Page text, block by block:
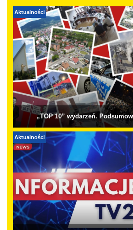
Aktualności
„TOP 10” wydarzeń.
Aktualności